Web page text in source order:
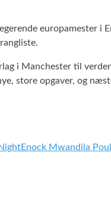
europamester i
i Manchester til
store opgaver, og
Enock Mwandila